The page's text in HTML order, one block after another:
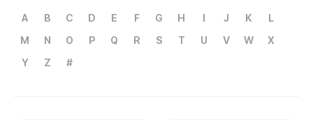
A B C D E F G H I J K
L
M
N O P Q R S T U V W
X
Y
Z #